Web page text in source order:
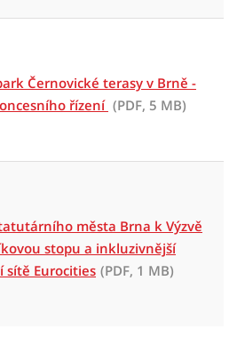
Černovické terasy v Brně -
řízení (PDF, 5 MB)
města Brna k Výzvě
stopu a inkluzivnější
Eurocities (PDF, 1 MB)